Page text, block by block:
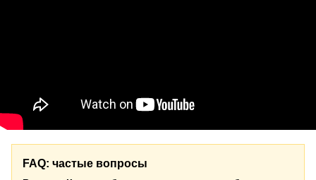
FAQ: частые вопросы